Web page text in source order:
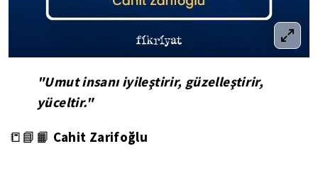
"Umut insanı iyileştirir, güzelleştirir,
yüceltir."
📒📘📙 Cahit Zarifoğlu